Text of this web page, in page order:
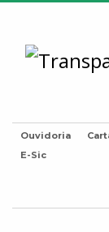
Ouvidoria
E-Sic